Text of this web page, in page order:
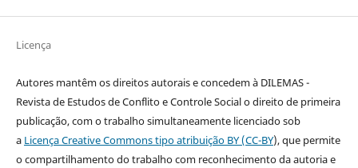
Licença
Autores mantêm os direitos autorais e concedem à DILEMAS -
Revista de Estudos de Conflito e Controle Social o direito de primeira
publicação, com o trabalho simultaneamente licenciado sob
a Licença Creative Commons tipo atribuição BY (CC-BY), que permite
o compartilhamento do trabalho com reconhecimento da autoria e